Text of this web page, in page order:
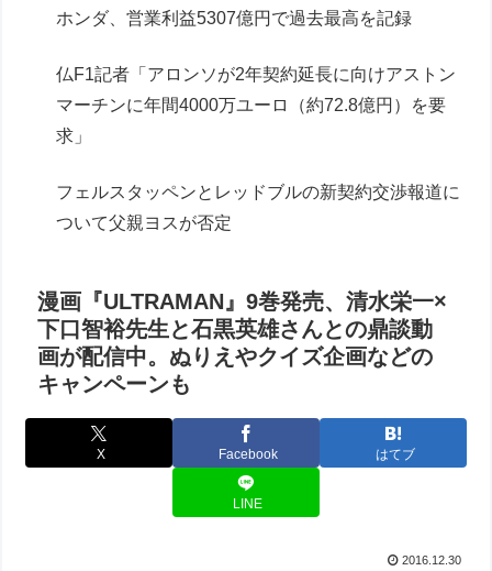
ホンダ、営業利益5307億円で過去最高を記録
仏F1記者「アロンソが2年契約延長に向けアストン
マーチンに年間4000万ユーロ（約72.8億円）を要
求」
フェルスタッペンとレッドブルの新契約交渉報道に
ついて父親ヨスが否定
漫画『ULTRAMAN』9巻発売、清水栄一×
下口智裕先生と石黒英雄さんとの鼎談動
画が配信中。ぬりえやクイズ企画などの
キャンペーンも
X Facebook はてブ
LINE
2016.12.30